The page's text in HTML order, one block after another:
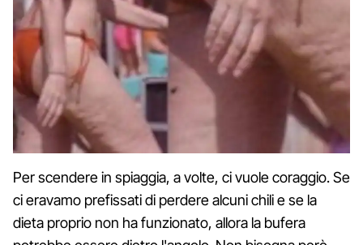
Per scendere in spiaggia, a volte, ci vuole coraggio. Se
ci eravamo prefissati di perdere alcuni chili e se la
dieta proprio non ha funzionato, allora la bufera